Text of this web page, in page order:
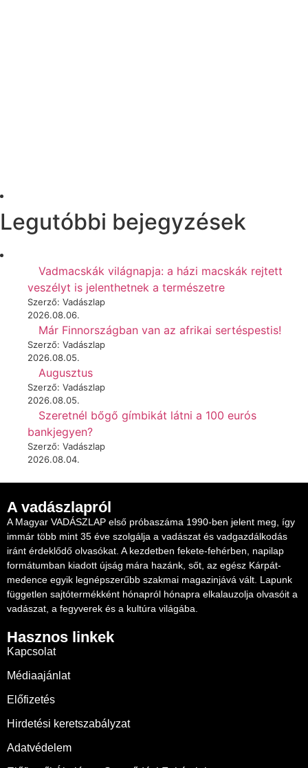
Legutóbbi bejegyzések
Vadmacskák világnapja: a házi macskák rejtett
veszélyt is jelenthetnek a természetre
Szerző: Vadászlap
2026.08.06.
Már Finnországban van az afrikai sertéspestis!
Szerző: Vadászlap
2026.08.05.
Augusztus
Szerző: Vadászlap
2026.08.05.
Szeretnél bőgő gímbikát látni a 100 eurós
bankjegyen?
Szerző: Vadászlap
2026.08.04.
A vadászlapról
A Magyar VADÁSZLAP első próbaszáma 1990-ben jelent meg, így
immár több mint 35 éve szolgálja a vadászat és vadgazdálkodás
iránt érdeklődő olvasókat. A kezdetben fekete-fehérben, napilap
formátumban kiadott újság mára hazánk, sőt, az egész Kárpát-
medence egyik legnépszerűbb szakmai magazinjává vált. Lapunk
független sajtótermékként hónapról hónapra elkalauzolja olvasóit a
vadászat, a fegyverek és a kultúra világába.
Hasznos linkek
Kapcsolat
Médiaajánlat
Előfizetés
Hirdetési keretszabályzat
Adatvédelem